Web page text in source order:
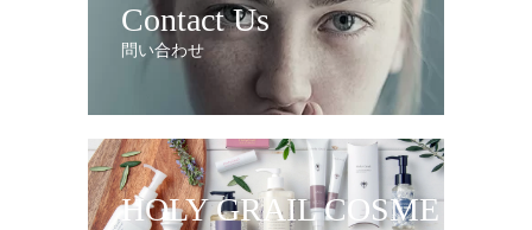
Contact Us
問い合わせ
HOLY GRAIL COSME